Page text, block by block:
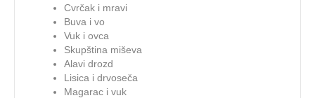
Cvrčak i mravi
Buva i vo
Vuk i ovca
Skupština miševa
Alavi drozd
Lisica i drvoseča
Magarac i vuk